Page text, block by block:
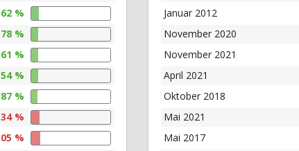
%
%
%
%
%
%
%
Januar 2012
November 2020
November 2021
April 2021
Oktober 2018
Mai 2021
Mai 2017